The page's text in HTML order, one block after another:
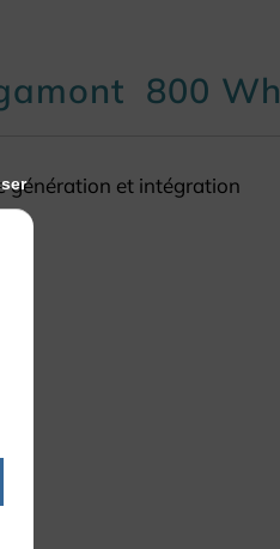
800 Wh
génération et intégration